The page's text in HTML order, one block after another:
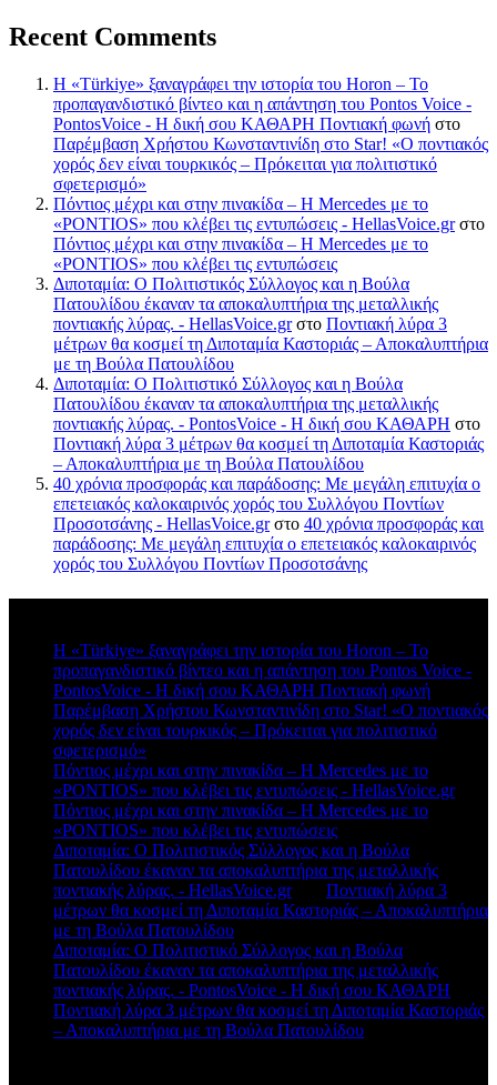
Recent Comments
Η «Türkiye» ξαναγράφει την ιστορία του Horon – Το
προπαγανδιστικό βίντεο και η απάντηση του Pontos Voice -
PontosVoice - H δική σου ΚΑΘΑΡΗ Ποντιακή φωνή στο
Παρέμβαση Χρήστου Κωνσταντινίδη στο Star! «Ο ποντιακός
χορός δεν είναι τουρκικός – Πρόκειται για πολιτιστικό
σφετερισμό»
Πόντιος μέχρι και στην πινακίδα – Η Mercedes με το
«PONTIOS» που κλέβει τις εντυπώσεις - HellasVoice.grστο
Πόντιος μέχρι και στην πινακίδα – Η Mercedes με το
«PONTIOS» που κλέβει τις εντυπώσεις
Διποταμία: Ο Πολιτιστικός Σύλλογος και η Βούλα
Πατουλίδου έκαναν τα αποκαλυπτήρια της μεταλλικής
ποντιακής λύρας. - HellasVoice.grστο Ποντιακή λύρα 3
μέτρων θα κοσμεί τη Διποταμία Καστοριάς – Αποκαλυπτήρια
με τη Βούλα Πατουλίδου
Διποταμία: Ο Πολιτιστικό Σύλλογος και η Βούλα
Πατουλίδου έκαναν τα αποκαλυπτήρια της μεταλλικής
ποντιακής λύρας. - PontosVoice - H δική σου ΚΑΘΑΡΗ στο
Ποντιακή λύρα 3 μέτρων θα κοσμεί τη Διποταμία Καστοριάς
– Αποκαλυπτήρια με τη Βούλα Πατουλίδου
40 χρόνια προσφοράς και παράδοσης: Με μεγάλη επιτυχία ο
επετειακός καλοκαιρινός χορός του Συλλόγου Ποντίων
Προσοτσάνης - HellasVoice.grστο 40 χρόνια προσφοράς και
παράδοσης: Με μεγάλη επιτυχία ο επετειακός καλοκαιρινός
χορός του Συλλόγου Ποντίων Προσοτσάνης
Η «Türkiye» ξαναγράφει την ιστορία του Horon – Το
προπαγανδιστικό βίντεο και η απάντηση του Pontos Voice -
PontosVoice - H δική σου ΚΑΘΑΡΗ Ποντιακή φωνή
Παρέμβαση Χρήστου Κωνσταντινίδη στο Star! «Ο ποντιακός
χορός δεν είναι τουρκικός – Πρόκειται για πολιτιστικό
σφετερισμό»
Πόντιος μέχρι και στην πινακίδα – Η Mercedes με το
«PONTIOS» που κλέβει τις εντυπώσεις - HellasVoice.grστο
Πόντιος μέχρι και στην πινακίδα – Η Mercedes με το
«PONTIOS» που κλέβει τις εντυπώσεις
Διποταμία: Ο Πολιτιστικός Σύλλογος και η Βούλα
Πατουλίδου έκαναν τα αποκαλυπτήρια της μεταλλικής
ποντιακής λύρας. - HellasVoice.grστο Ποντιακή λύρα 3
μέτρων θα κοσμεί τη Διποταμία Καστοριάς – Αποκαλυπτήρια
με τη Βούλα Πατουλίδου
Διποταμία: Ο Πολιτιστικό Σύλλογος και η Βούλα
Πατουλίδου έκαναν τα αποκαλυπτήρια της μεταλλικής
ποντιακής λύρας. - PontosVoice - H δική σου ΚΑΘΑΡΗ
Ποντιακή λύρα 3 μέτρων θα κοσμεί τη Διποταμία Καστοριάς
– Αποκαλυπτήρια με τη Βούλα Πατουλίδου